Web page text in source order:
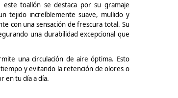
estetoallón se destaca por su gramaje
tejido increíblemente suave, mullido y
con una sensación de frescura total. Su
una durabilidad excepcional que
una circulación de aire óptima. Esto
y evitando la retención de olores o
en tu día a día.